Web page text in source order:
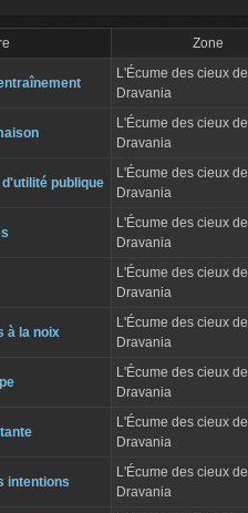
Zone
L'Écume des cieux de
Dravania
L'Écume des cieux de
Dravania
publique
L'Écume des cieux de
Dravania
L'Écume des cieux de
Dravania
L'Écume des cieux de
Dravania
à la noix
L'Écume des cieux de
Dravania
L'Écume des cieux de
Dravania
L'Écume des cieux de
Dravania
intentions
L'Écume des cieux de
Dravania